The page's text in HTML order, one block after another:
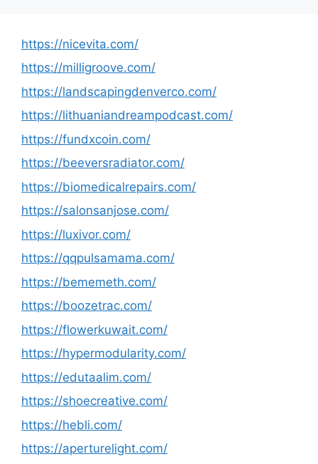
https://nicevita.com/
https://milligroove.com/
https://landscapingdenverco.com/
https://lithuaniandreampodcast.com/
https://fundxcoin.com/
https://beeversradiator.com/
https://biomedicalrepairs.com/
https://salonsanjose.com/
https://luxivor.com/
https://qqpulsamama.com/
https://bememeth.com/
https://boozetrac.com/
https://flowerkuwait.com/
https://hypermodularity.com/
https://edutaalim.com/
https://shoecreative.com/
https://hebli.com/
https://aperturelight.com/